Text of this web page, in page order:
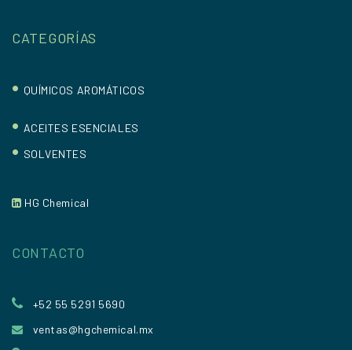
CATEGORÍAS
• QUÍMICOS AROMÁTICOS
• ACEITES ESENCIALES
• SOLVENTES
HG Chemical
CONTACTO
+52 55 5291 5690
ventas@hgchemical.mx